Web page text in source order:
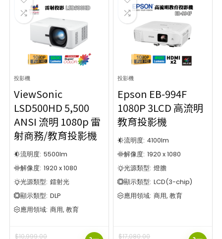
投影機
ViewSonic
LSD500HD 5,500
ANSI 流明 1080p 雷
射商務/教育投影機
流明度: 5500lm
解像度: 1920 x 1080
光源類型: 鐳射光
顯示類型: DLP
應用領域: 商用, 教育
$10,999.00
投影機
Epson EB-994F
1080P 3LCD 高流明
教育投影機
流明度: 4100lm
解像度: 1920 x 1080
光源類型: 燈膽
顯示類型: LCD(3-chip)
應用領域: 商用, 教育
$17,080.00